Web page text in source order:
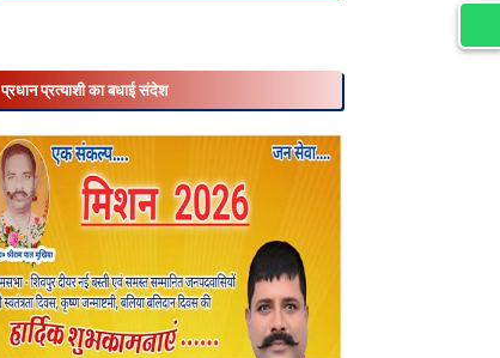
प्रधान प्रत्याशी का बधाई संदेश